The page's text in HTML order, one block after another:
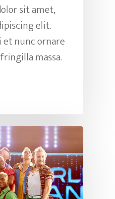
sit amet,
elit.
nunc ornare
massa.